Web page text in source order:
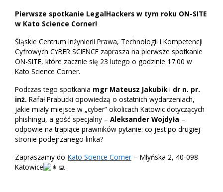
Pierwsze spotkanie LegalHackers w tym roku ON-SITE
w Kato Science Corner!
Śląskie Centrum Inżynierii Prawa, Technologii i Kompetencji
Cyfrowych CYBER SCIENCE zaprasza na pierwsze spotkanie
ON-SITE, które zacznie się 23 lutego o godzinie 17:00 w
Kato Science Corner.
Podczas tego spotkania mgr Mateusz Jakubiki dr n. pr.
inż. Rafał Prabucki opowiedzą o ostatnich wydarzeniach,
jakie miały miejsce w „cyber” okolicach Katowic dotyczących
phishingu, a gość specjalny – Aleksander Wojdyła –
odpowie na trapiące prawników pytanie: co jest po drugiej
stronie podejrzanego linka?
Zapraszamy do Kato Science Corner – Młyńska 2, 40-098
Katowice